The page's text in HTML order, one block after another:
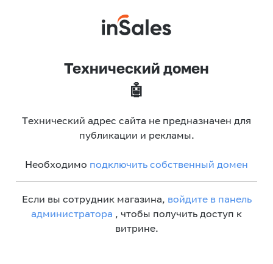
Технический домен
🤖
Технический адрес сайта не предназначен для
публикации и рекламы.
Необходимо подключить собственный домен
Если вы сотрудник магазина, войдите в панель
администратора , чтобы получить доступ к
витрине.